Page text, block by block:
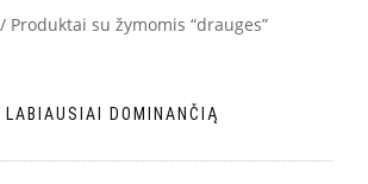
/ Produktai su žymomis “drauges”
DOMINANČIĄ